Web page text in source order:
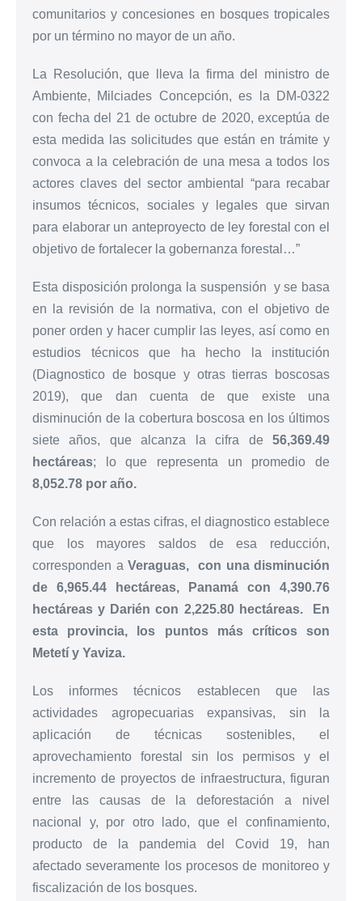
comunitarios y concesiones en bosques tropicales
por un término no mayor de un año.
La Resolución, que lleva la firma del ministro de
Ambiente, Milciades Concepción, es la DM-0322
con fecha del 21 de octubre de 2020, exceptúa de
esta medida las solicitudes que están en trámite y
convoca a la celebración de una mesa a todos los
actores claves del sector ambiental “para recabar
insumos técnicos, sociales y legales que sirvan
para elaborar un anteproyecto de ley forestal con el
objetivo de fortalecer la gobernanza forestal…”
Esta disposición prolonga la suspensión y se basa
en la revisión de la normativa, con el objetivo de
poner orden y hacer cumplir las leyes, así como en
estudios técnicos que ha hecho la institución
(Diagnostico de bosque y otras tierras boscosas
2019), que dan cuenta de que existe una
disminución de la cobertura boscosa en los últimos
siete años, que alcanza la cifra de 56,369.49
hectáreas; lo que representa un promedio de
8,052.78 por año.
Con relación a estas cifras, el diagnostico establece
que los mayores saldos de esa reducción,
corresponden a Veraguas, con una disminución
de 6,965.44 hectáreas, Panamá con 4,390.76
hectáreas y Darién con 2,225.80 hectáreas. En
esta provincia, los puntos más críticos son
Metetí y Yaviza.
Los informes técnicos establecen que las
actividades agropecuarias expansivas, sin la
aplicación de técnicas sostenibles, el
aprovechamiento forestal sin los permisos y el
incremento de proyectos de infraestructura, figuran
entre las causas de la deforestación a nivel
nacional y, por otro lado, que el confinamiento,
producto de la pandemia del Covid 19, han
afectado severamente los procesos de monitoreo y
fiscalización de los bosques.